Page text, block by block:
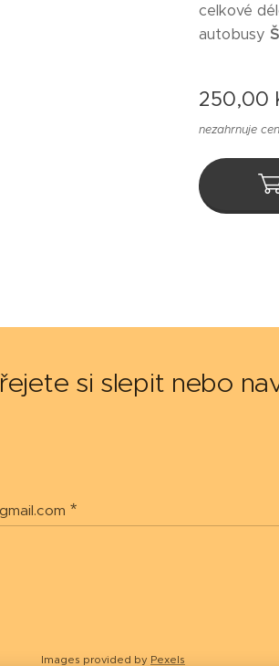
celkové
autobusy
250,00
nezahrnuje
si slepit nebo
Images provided by Pexels